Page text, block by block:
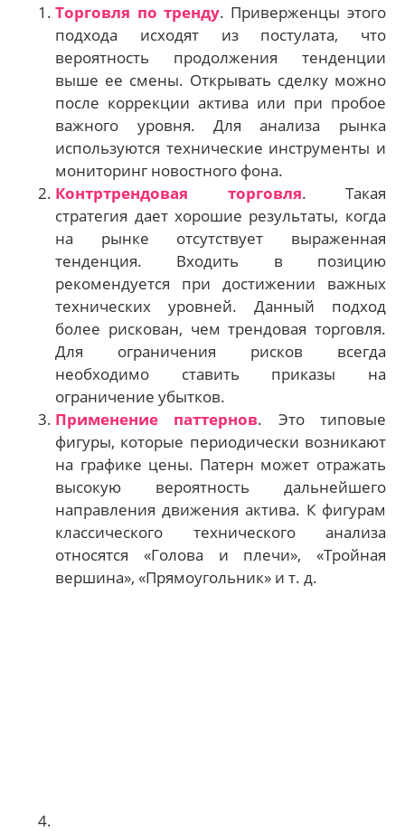
Торговля по тренду. Приверженцы этого
подхода исходят из постулата, что
вероятность продолжения тенденции
выше ее смены. Открывать сделку можно
после коррекции актива или при пробое
важного уровня. Для анализа рынка
используются технические инструменты и
мониторинг новостного фона.
Контртрендовая торговля. Такая
стратегия дает хорошие результаты, когда
на рынке отсутствует выраженная
тенденция. Входить в позицию
рекомендуется при достижении важных
технических уровней. Данный подход
более рискован, чем трендовая торговля.
Для ограничения рисков всегда
необходимо ставить приказы на
ограничение убытков.
Применение паттернов. Это типовые
фигуры, которые периодически возникают
на графике цены. Патерн может отражать
высокую вероятность дальнейшего
направления движения актива. К фигурам
классического технического анализа
относятся «Голова и плечи», «Тройная
вершина», «Прямоугольник» и т. д.